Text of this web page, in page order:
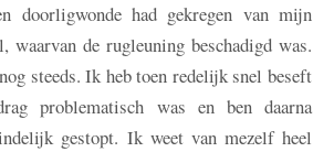
doorligwonde had gekregen van mijn
waarvan de rugleuning beschadigd was.
steeds. Ik heb toen redelijk snel beseft
problematisch was en ben daarna
gestopt. Ik weet van mezelf heel